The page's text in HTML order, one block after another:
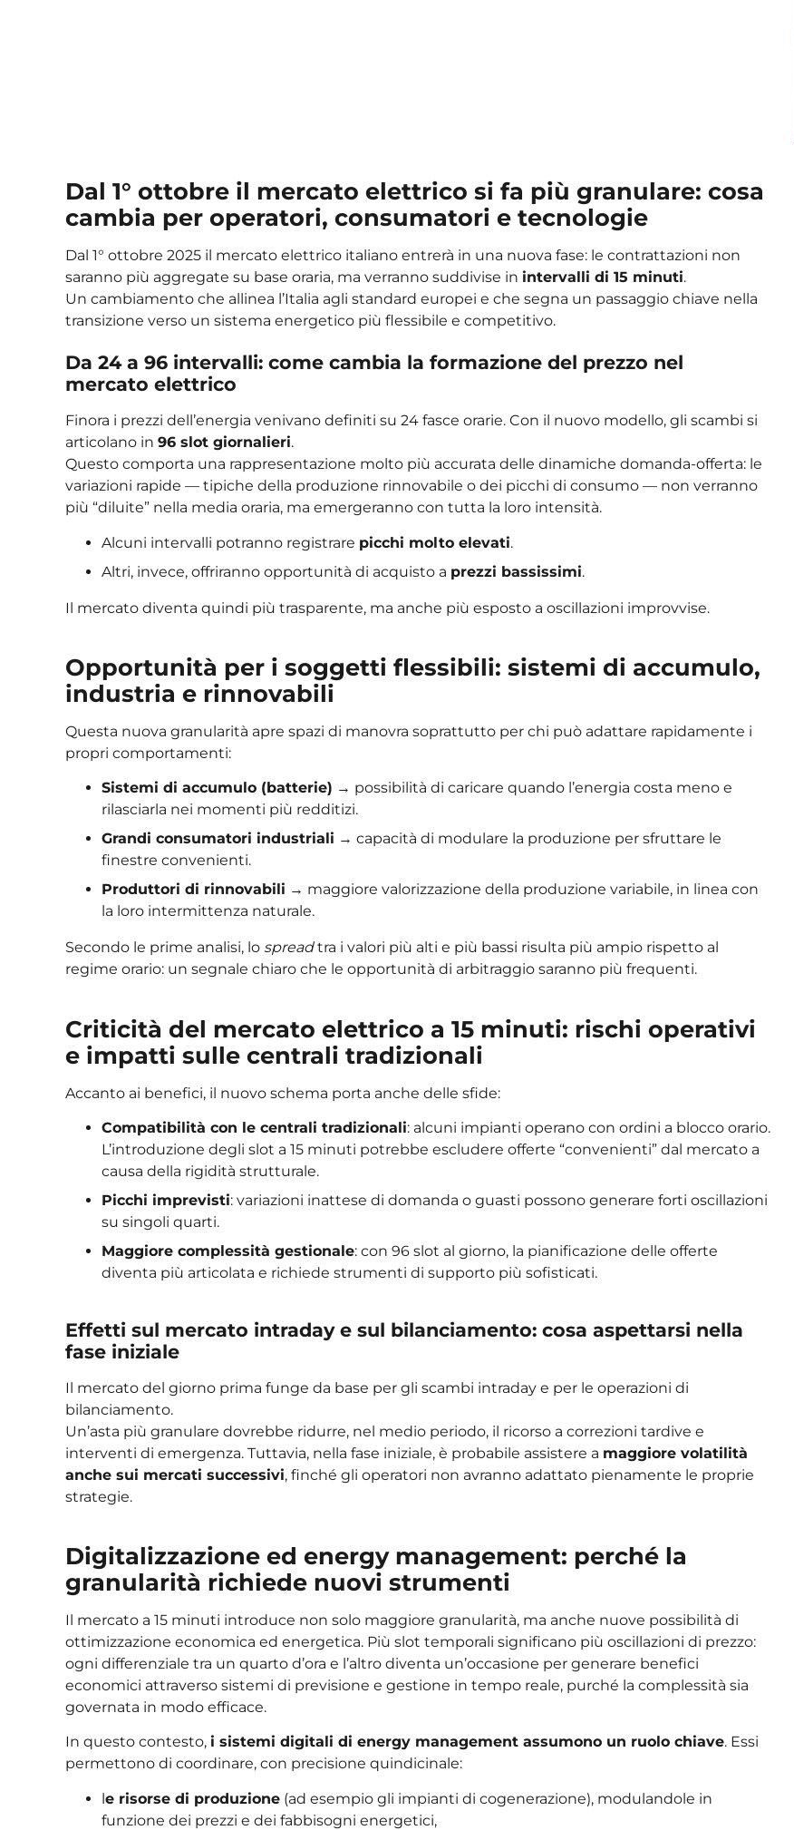
Dal 1° ottobre il mercato elettrico si fa più granulare: cosa
cambia per operatori, consumatori e tecnologie
Dal 1° ottobre 2025 il mercato elettrico italiano entrerà in una nuova fase: le contrattazioni non
saranno più aggregate su base oraria, ma verranno suddivise in intervalli di 15 minuti.
Un cambiamento che allinea l’Italia agli standard europei e che segna un passaggio chiave nella
transizione verso un sistema energetico più flessibile e competitivo.
Da 24 a 96 intervalli: come cambia la formazione del prezzo nel
mercato elettrico
Finora i prezzi dell’energia venivano definiti su 24 fasce orarie. Con il nuovo modello, gli scambi si
articolano in 96 slot giornalieri.
Questo comporta una rappresentazione molto più accurata delle dinamiche domanda-offerta: le
variazioni rapide — tipiche della produzione rinnovabile o dei picchi di consumo — non verranno
più “diluite” nella media oraria, ma emergeranno con tutta la loro intensità.
Alcuni intervalli potranno registrare picchi molto elevati.
Altri, invece, offriranno opportunità di acquisto a prezzi bassissimi.
Il mercato diventa quindi più trasparente, ma anche più esposto a oscillazioni improvvise.
Opportunità per i soggetti flessibili: sistemi di accumulo,
industria e rinnovabili
Questa nuova granularità apre spazi di manovra soprattutto per chi può adattare rapidamente i
propri comportamenti:
Sistemi di accumulo (batterie) → possibilità di caricare quando l’energia costa meno e
rilasciarla nei momenti più redditizi.
Grandi consumatori industriali → capacità di modulare la produzione per sfruttare le
finestre convenienti.
Produttori di rinnovabili → maggiore valorizzazione della produzione variabile, in linea con
la loro intermittenza naturale.
Secondo le prime analisi, lo spreadtra i valori più alti e più bassi risulta più ampio rispetto al
regime orario: un segnale chiaro che le opportunità di arbitraggio saranno più frequenti.
Criticità del mercato elettrico a 15 minuti: rischi operativi
e impatti sulle centrali tradizionali
Accanto ai benefici, il nuovo schema porta anche delle sfide:
Compatibilità con le centrali tradizionali: alcuni impianti operano con ordini a blocco orario.
L’introduzione degli slot a 15 minuti potrebbe escludere offerte “convenienti” dal mercato a
causa della rigidità strutturale.
Picchi imprevisti: variazioni inattese di domanda o guasti possono generare forti oscillazioni
su singoli quarti.
Maggiore complessità gestionale: con 96 slot al giorno, la pianificazione delle offerte
diventa più articolata e richiede strumenti di supporto più sofisticati.
Effetti sul mercato intraday e sul bilanciamento: cosa aspettarsi nella
fase iniziale
Il mercato del giorno prima funge da base per gli scambi intraday e per le operazioni di
bilanciamento.
Un’asta più granulare dovrebbe ridurre, nel medio periodo, il ricorso a correzioni tardive e
interventi di emergenza. Tuttavia, nella fase iniziale, è probabile assistere a maggiore volatilità
anche sui mercati successivi, finché gli operatori non avranno adattato pienamente le proprie
strategie.
Digitalizzazione ed energy management: perché la
granularità richiede nuovi strumenti
Il mercato a 15 minuti introduce non solo maggiore granularità, ma anche nuove possibilità di
ottimizzazione economica ed energetica. Più slot temporali significano più oscillazioni di prezzo:
ogni differenziale tra un quarto d’ora e l’altro diventa un’occasione per generare benefici
economici attraverso sistemi di previsione e gestione in tempo reale, purché la complessità sia
governata in modo efficace.
In questo contesto, i sistemi digitali di energy management assumono un ruolo chiave. Essi
permettono di coordinare, con precisione quindicinale:
le risorse di produzione (ad esempio gli impianti di cogenerazione), modulandole in
funzione dei prezzi e dei fabbisogni energetici,